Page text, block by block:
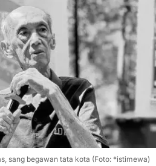
sang begawan tata kota (Foto: *istimewa)